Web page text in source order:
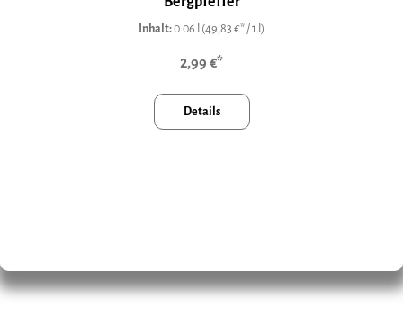
Inhalt:0.06 l (49,83 €* / 1 l)
2,99 €*
Details